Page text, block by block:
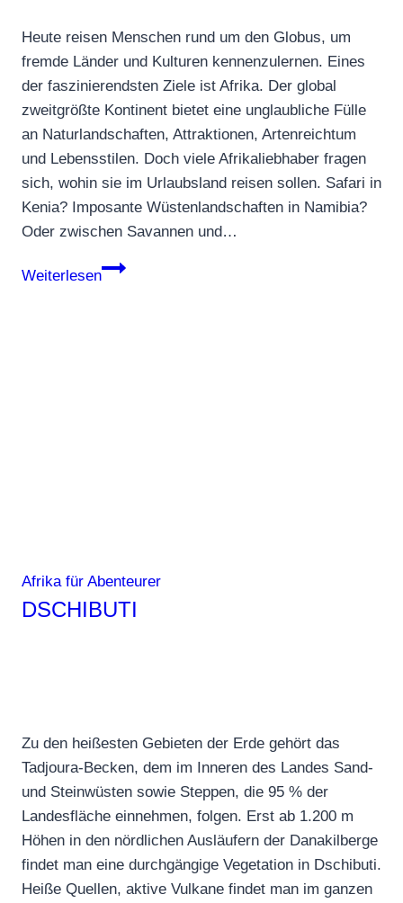
Heute reisen Menschen rund um den Globus, um
fremde Länder und Kulturen kennenzulernen. Eines
der faszinierendsten Ziele ist Afrika. Der global
zweitgrößte Kontinent bietet eine unglaubliche Fülle
an Naturlandschaften, Attraktionen, Artenreichtum
und Lebensstilen. Doch viele Afrikaliebhaber fragen
sich, wohin sie im Urlaubsland reisen sollen. Safari in
Kenia? Imposante Wüstenlandschaften in Namibia?
Oder zwischen Savannen und…
Weiterlesen
Kenia,
Afrika für Abenteurer
DSCHIBUTI
Zu den heißesten Gebieten der Erde gehört das
Tadjoura-Becken, dem im Inneren des Landes Sand-
und Steinwüsten sowie Steppen, die 95 % der
Landesfläche einnehmen, folgen. Erst ab 1.200 m
Höhen in den nördlichen Ausläufern der Danakilberge
findet man eine durchgängige Vegetation in Dschibuti.
Heiße Quellen, aktive Vulkane findet man im ganzen